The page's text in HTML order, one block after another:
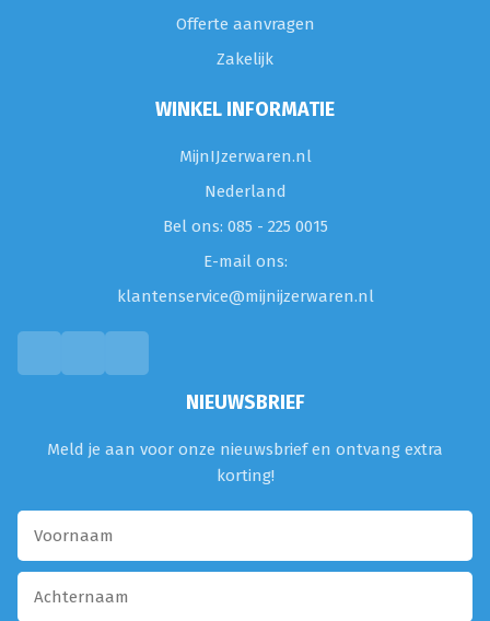
Offerte aanvragen
Zakelijk
WINKEL INFORMATIE
MijnIJzerwaren.nl
Nederland
Bel ons: 085 - 225 0015
E-mail ons:
klantenservice@mijnijzerwaren.nl
NIEUWSBRIEF
Meld je aan voor onze nieuwsbrief en ontvang extra
korting!